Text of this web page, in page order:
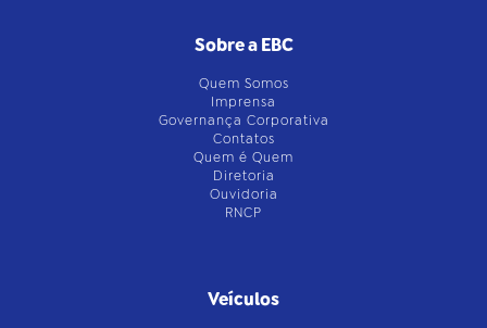
Sobre a EBC
Quem Somos
Imprensa
Governança Corporativa
Contatos
Quem é Quem
Diretoria
Ouvidoria
RNCP
Veículos